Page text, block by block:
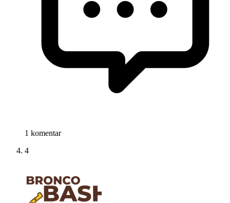
1 komentar
4